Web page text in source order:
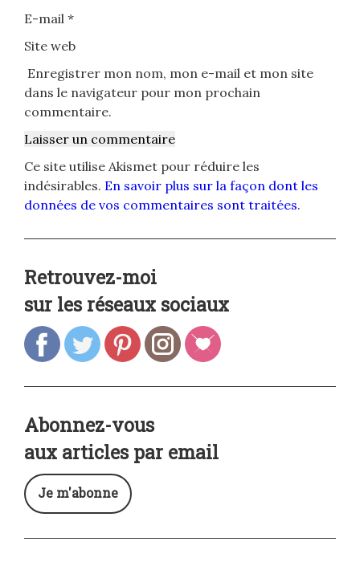
E-mail *
Site web
Enregistrer mon nom, mon e-mail et mon site
dans le navigateur pour mon prochain
commentaire.
Ce site utilise Akismet pour réduire les
indésirables. En savoir plus sur la façon dont les
données de vos commentaires sont traitées.
Retrouvez-moi
sur les réseaux sociaux
Abonnez-vous
aux articles par email
Je m'abonne